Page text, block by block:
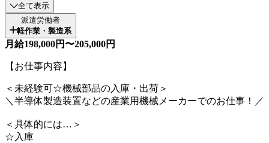
全て表示
派遣労働者
軽作業・製造系
月給198,000円〜205,000円
【お仕事内容】
＜未経験可☆機械部品の入庫・出荷＞
＼半導体製造装置などの産業用機械メーカーでのお仕事！／
＜具体的には…＞
☆入庫